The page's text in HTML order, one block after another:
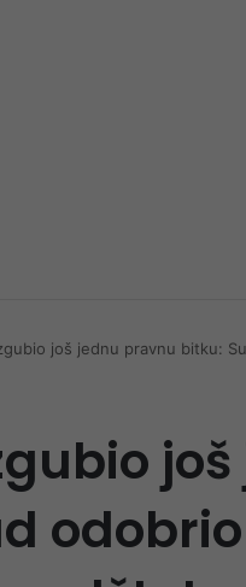
još jednu pravnu bitku: